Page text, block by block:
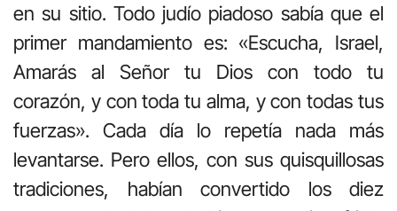
en su sitio. Todo judío piadoso sabía que el
primer mandamiento es: «Escucha, Israel,
Amarás al Señor tu Dios con todo tu
corazón, y con toda tu alma, y con todas tus
fuerzas». Cada día lo repetía nada más
levantarse. Pero ellos, con sus quisquillosas
tradiciones, habían convertido los diez